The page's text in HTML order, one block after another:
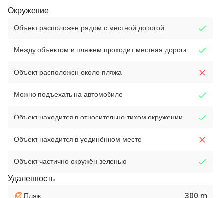
Окружение
Объект расположен рядом с местной дорогой
Между объектом и пляжем проходит местная дорога
Объект расположен около пляжа
Можно подъехать на автомобиле
Объект находится в относительно тихом окружении
Объект находится в уединённом месте
Объект частично окружён зеленью
Удаленность
Пляж 300 m